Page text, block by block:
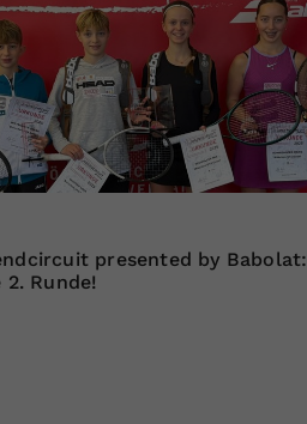
presented by Babolat:
Runde!